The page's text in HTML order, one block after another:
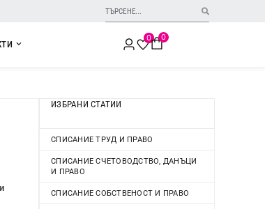
0 0
ИЗБРАНИ СТАТИИ
СПИСАНИЕ ТРУД И ПРАВО
СПИСАНИЕ СЧЕТОВОДСТВО, ДАНЪЦИ
И ПРАВО
СПИСАНИЕ СОБСТВЕНОСТ И ПРАВО